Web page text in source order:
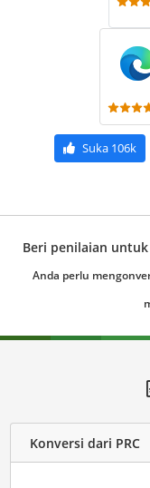
Suka106k
Beri penilaian
Anda perlu
Konversi dari PRC